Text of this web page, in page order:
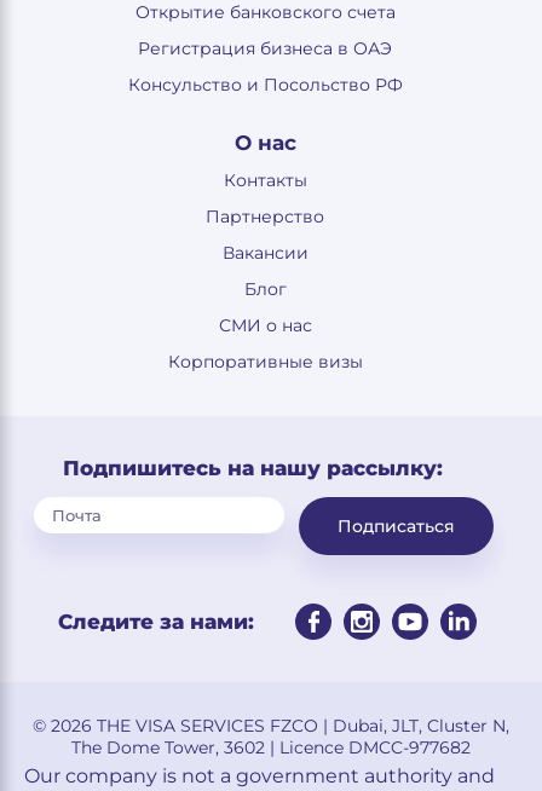
Открытие банковского счета
Регистрация бизнеса в ОАЭ
Консульство и Посольство РФ
О нас
Контакты
Партнерство
Вакансии
Блог
СМИ о нас
Корпоративные визы
Подпишитесь на нашу рассылку:
Подписаться
Следите за нами:
© 2026 THE VISA SERVICES FZCO | Dubai, JLT, Cluster N,
The Dome Tower, 3602 | Licence DMCC-977682
Our company is not a government authority and